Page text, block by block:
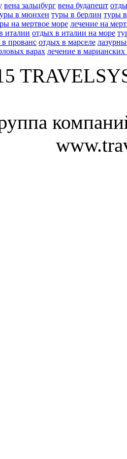
вена зальцбург вена будапешт
в мюнхен туры в берлин туры
на мертвое море лечение на
италии отдых в италии на море
прованс отдых в марселе
варах лечение в марианских